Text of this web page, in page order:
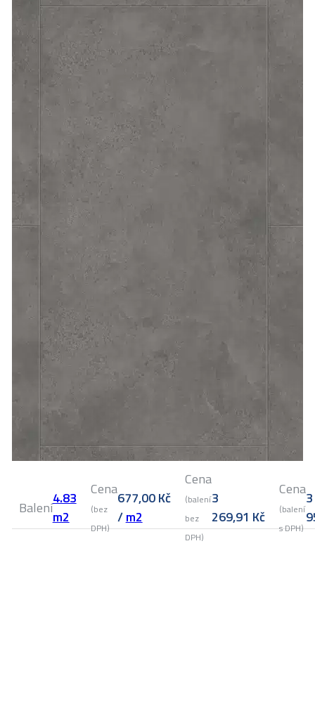
Balení4.83
m2
Cena
(bez
DPH)
677,00Kč
/m2
Cena
(balení
bez
DPH)
3
269,91 Kč
Cena
(balení
s DPH)
3